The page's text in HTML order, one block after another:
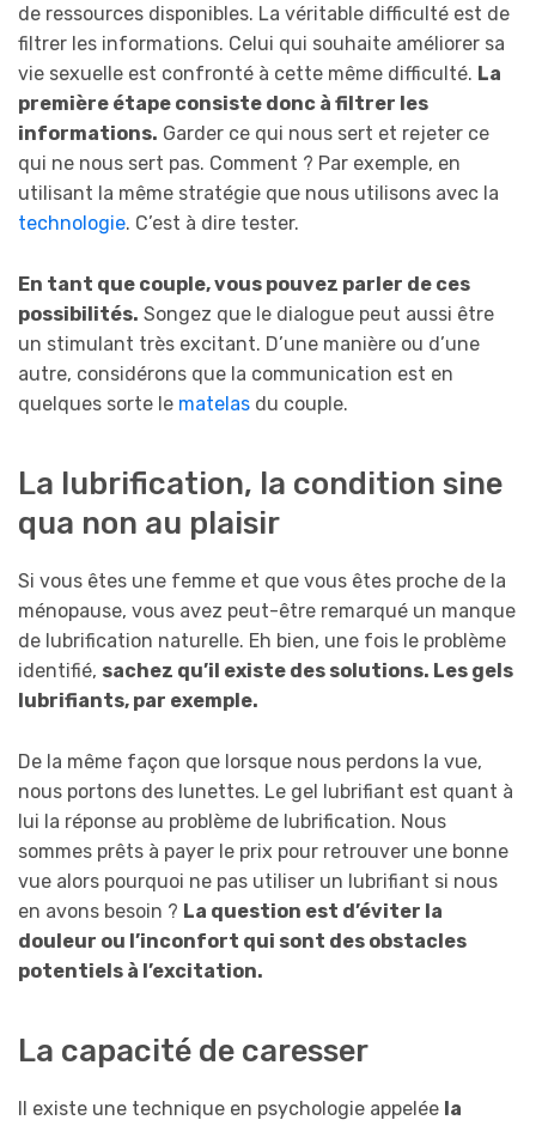
de ressources disponibles. La véritable difficulté est de
filtrer les informations. Celui qui souhaite améliorer sa
vie sexuelle est confronté à cette même difficulté. La
première étape consiste donc à filtrer les
informations. Garder ce qui nous sert et rejeter ce
qui ne nous sert pas. Comment ? Par exemple, en
utilisant la même stratégie que nous utilisons avec la
technologie. C’est à dire tester.
En tant que couple, vous pouvez parler de ces
possibilités. Songez que le dialogue peut aussi être
un stimulant très excitant. D’une manière ou d’une
autre, considérons que la communication est en
quelques sorte le matelas du couple.
La lubrification, la condition sine
qua non au plaisir
Si vous êtes une femme et que vous êtes proche de la
ménopause, vous avez peut-être remarqué un manque
de lubrification naturelle. Eh bien, une fois le problème
identifié, sachez qu’il existe des solutions. Les gels
lubrifiants, par exemple.
De la même façon que lorsque nous perdons la vue,
nous portons des lunettes. Le gel lubrifiant est quant à
lui la réponse au problème de lubrification. Nous
sommes prêts à payer le prix pour retrouver une bonne
vue alors pourquoi ne pas utiliser un lubrifiant si nous
en avons besoin ? La question est d’éviter la
douleur ou l’inconfort qui sont des obstacles
potentiels à l’excitation.
La capacité de caresser
Il existe une technique en psychologie appelée la